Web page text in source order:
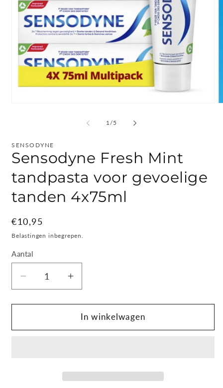
1 /van
5
SENSODYNE
Sensodyne Fresh Mint
tandpasta voor gevoelige
tanden 4x75ml
Normale
prijs
€10,95
Belastingen inbegrepen.
Aantal
Aantal
verlagen
voor
Fresh
Aantal
verhogen
voor
Sensodyne
Fresh
In winkelwagen